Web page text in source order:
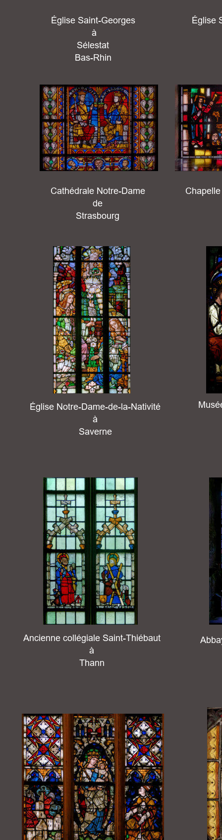
Église Saint-Georges
à
Sélestat
Bas-Rhin
Église
Cathédrale Notre-Dame
de
Strasbourg
Église Notre-Dame-de-la-Nativité
à
Saverne
Ancienne collégiale Saint-Thiébaut
à
Thann